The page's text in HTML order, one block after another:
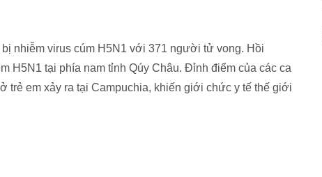
nhiễm virus cúm H5N1 với 371 người tử vong. Hồi
H5N1 tại phía nam tỉnh Qúy Châu. Đỉnh điểm của các ca
trẻ em xảy ra tại Campuchia, khiến giới chức y tế thế giới